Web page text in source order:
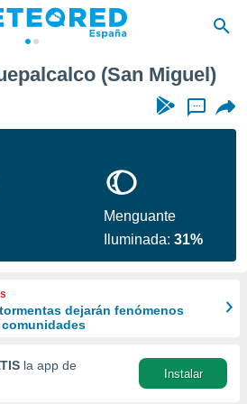
(San Miguel)
...
Menguante
Iluminada:31%
dejarán fenómenos
la app de
Instalar